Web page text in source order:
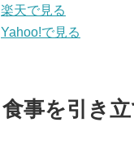
楽天で見る
Yahoo!で見る
食事を引き立